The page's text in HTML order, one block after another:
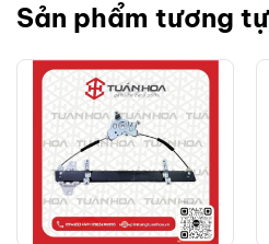
Sản phẩm tương tự